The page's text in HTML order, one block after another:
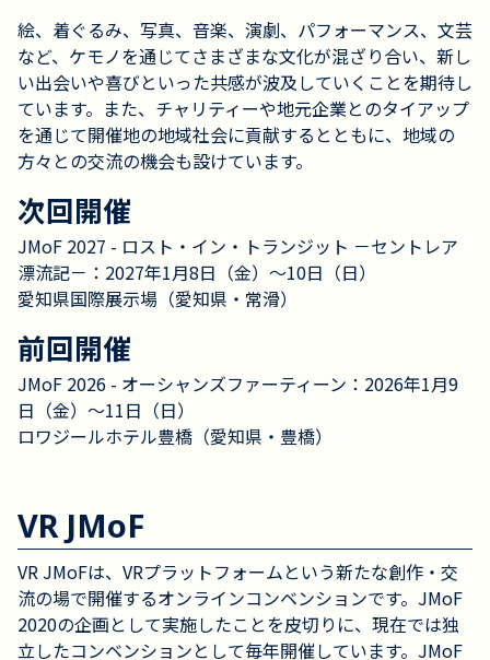
絵、着ぐるみ、写真、音楽、演劇、パフォーマンス、文芸
など、ケモノを通じてさまざまな文化が混ざり合い、新し
い出会いや喜びといった共感が波及していくことを期待し
ています。また、チャリティーや地元企業とのタイアップ
を通じて開催地の地域社会に貢献するとともに、地域の
方々との交流の機会も設けています。
次回開催
JMoF 2027 - ロスト・イン・トランジット －セントレア
漂流記－：2027年1月8日（金）～10日（日）
愛知県国際展示場（愛知県・常滑）
前回開催
JMoF 2026 - オーシャンズファーティーン：2026年1月9
日（金）～11日（日）
ロワジールホテル豊橋（愛知県・豊橋）
VR JMoF
VR JMoFは、VRプラットフォームという新たな創作・交
流の場で開催するオンラインコンベンションです。JMoF
2020の企画として実施したことを皮切りに、現在では独
立したコンベンションとして毎年開催しています。JMoF